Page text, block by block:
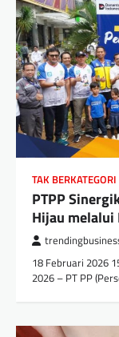
TAK BERKATEGORI
PTPP
Hijau melalui
18 Februari 2026
2026 – PT PP